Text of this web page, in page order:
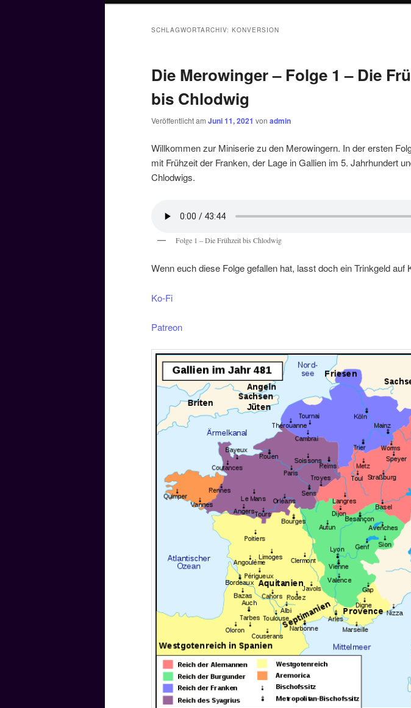
SCHLAGWORTARCHIV: KONVERSION
Die Merowinger – Folge 1 – Die
bis Chlodwig
Veröffentlicht am Juni 11, 2021 von admin
Willkommen zur Miniserie zu den Merowingern. In der ersten
mit Frühzeit der Franken, der Lage in Gallien im 5. Jahrhundert
Chlodwigs.
Folge 1 – Die Frühzeit bis Chlodwig
Wenn euch diese Folge gefallen hat, lasst doch ein Trinkgeld auf
Ko-Fi
Patreon